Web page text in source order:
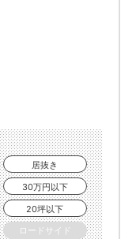
居抜き
30万円以下
20坪以下
ロードサイド